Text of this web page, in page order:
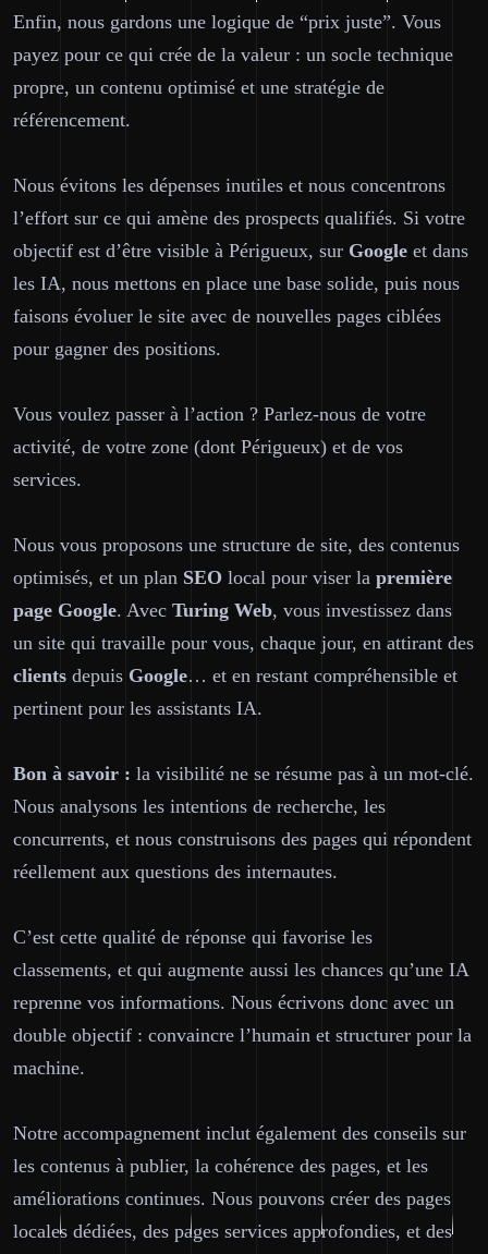
Enfin, nous gardons une logique de “prix juste”. Vous
payez pour ce qui crée de la valeur : un socle technique
propre, un contenu optimisé et une stratégie de
référencement.
Nous évitons les dépenses inutiles et nous concentrons
l’effort sur ce qui amène des prospects qualifiés. Si votre
objectif est d’être visible à Périgueux, sur Google et dans
les IA, nous mettons en place une base solide, puis nous
faisons évoluer le site avec de nouvelles pages ciblées
pour gagner des positions.
Vous voulez passer à l’action ? Parlez-nous de votre
activité, de votre zone (dont Périgueux) et de vos
services.
Nous vous proposons une structure de site, des contenus
optimisés, et un plan SEO local pour viser la première
page Google. Avec Turing Web, vous investissez dans
un site qui travaille pour vous, chaque jour, en attirant des
clients depuis Google… et en restant compréhensible et
pertinent pour les assistants IA.
Bon à savoir : la visibilité ne se résume pas à un mot-clé.
Nous analysons les intentions de recherche, les
concurrents, et nous construisons des pages qui répondent
réellement aux questions des internautes.
C’est cette qualité de réponse qui favorise les
classements, et qui augmente aussi les chances qu’une IA
reprenne vos informations. Nous écrivons donc avec un
double objectif : convaincre l’humain et structurer pour la
machine.
Notre accompagnement inclut également des conseils sur
les contenus à publier, la cohérence des pages, et les
améliorations continues. Nous pouvons créer des pages
locales dédiées, des pages services approfondies, et des